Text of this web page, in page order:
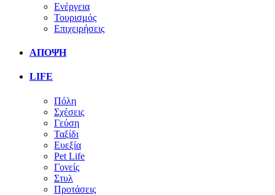
Ενέργεια
Τουρισμός
Επιχειρήσεις
ΑΠΟΨΗ
LIFE
Πόλη
Σχέσεις
Γεύση
Ταξίδι
Ευεξία
Pet Life
Γονείς
Στυλ
Προτάσεις